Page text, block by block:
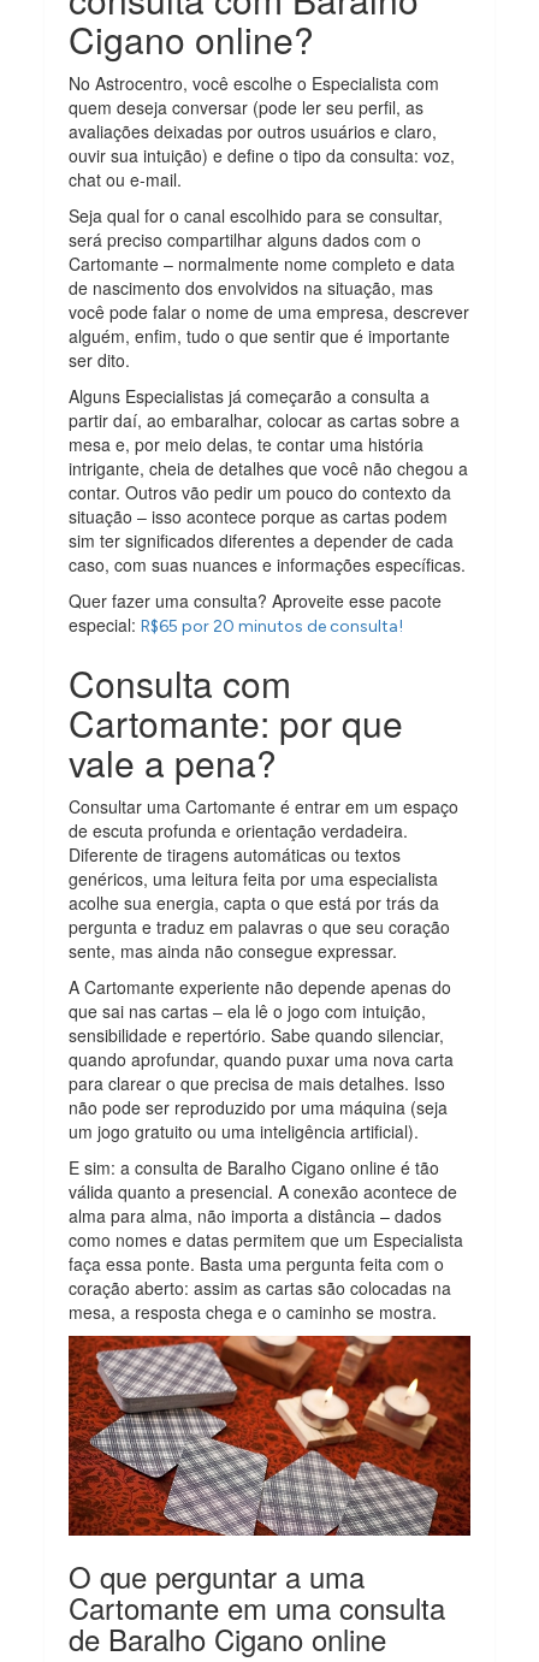
Cigano online?
No Astrocentro, você escolhe o Especialista com
quem deseja conversar (pode ler seu perfil, as
avaliações deixadas por outros usuários e claro,
ouvir sua intuição) e define o tipo da consulta: voz,
chat ou e-mail.
Seja qual for o canal escolhido para se consultar,
será preciso compartilhar alguns dados com o
Cartomante – normalmente nome completo e data
de nascimento dos envolvidos na situação, mas
você pode falar o nome de uma empresa, descrever
alguém, enfim, tudo o que sentir que é importante
ser dito.
Alguns Especialistas já começarão a consulta a
partir daí, ao embaralhar, colocar as cartas sobre a
mesa e, por meio delas, te contar uma história
intrigante, cheia de detalhes que você não chegou a
contar. Outros vão pedir um pouco do contexto da
situação – isso acontece porque as cartas podem
sim ter significados diferentes a depender de cada
caso, com suas nuances e informações específicas.
Quer fazer uma consulta? Aproveite esse pacote
especial:R$65 por 20 minutos de consulta!
Consulta com
Cartomante: por que
vale a pena?
Consultar uma Cartomante é entrar em um espaço
de escuta profunda e orientação verdadeira.
Diferente de tiragens automáticas ou textos
genéricos, uma leitura feita por uma especialista
acolhe sua energia, capta o que está por trás da
pergunta e traduz em palavras o que seu coração
sente, mas ainda não consegue expressar.
A Cartomante experiente não depende apenas do
que sai nas cartas – ela lê o jogo com intuição,
sensibilidade e repertório. Sabe quando silenciar,
quando aprofundar, quando puxar uma nova carta
para clarear o que precisa de mais detalhes. Isso
não pode ser reproduzido por uma máquina (seja
um jogo gratuito ou uma inteligência artificial).
E sim: a consulta de Baralho Cigano online é tão
válida quanto a presencial. A conexão acontece de
alma para alma, não importa a distância – dados
como nomes e datas permitem que um Especialista
faça essa ponte. Basta uma pergunta feita com o
coração aberto: assim as cartas são colocadas na
mesa, a resposta chega e o caminho se mostra.
O que perguntar a uma
Cartomante em uma consulta
de Baralho Cigano online